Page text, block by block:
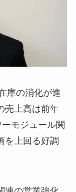
庫の消化が進
売上高は前年
モジュール関
を上回る好調